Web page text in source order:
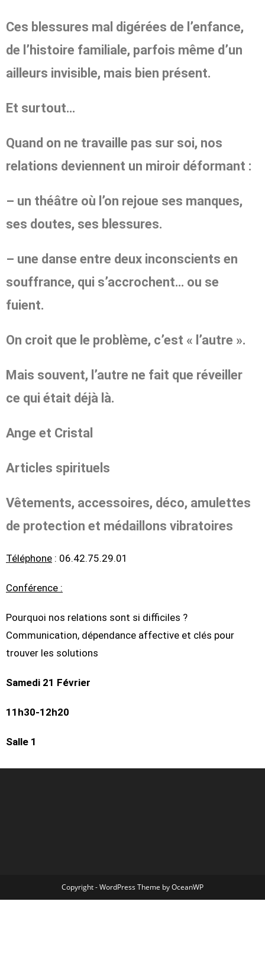
Ces blessures mal digérées de l’enfance,
de l’histoire familiale, parfois même d’un
ailleurs invisible, mais bien présent.
Et surtout…
Quand on ne travaille pas sur soi, nos
relations deviennent un miroir déformant :
– un théâtre où l’on rejoue ses manques,
ses doutes, ses blessures.
– une danse entre deux inconscients en
souffrance, qui s’accrochent… ou se
fuient.
On croit que le problème, c’est « l’autre ».
Mais souvent, l’autre ne fait que réveiller
ce qui était déjà là.
Ange et Cristal
Articles spirituels
Vêtements, accessoires, déco, amulettes
de protection et médaillons vibratoires
Téléphone : 06.42.75.29.01
Conférence :
Pourquoi nos relations sont si difficiles ?
Communication, dépendance affective et clés pour
trouver les solutions
Samedi 21 Février
11h30-12h20
Salle 1
Copyright - WordPress Theme by OceanWP